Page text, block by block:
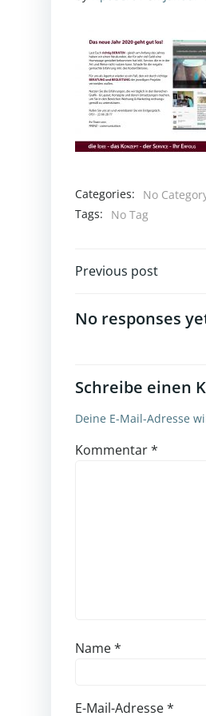
Categories:
No
Tags:
No Tag
Post
Previous post
No responses
Schreibe einen
Deine E-Mail-Adresse
Kommentar*
Name*
E-Mail-Adresse*